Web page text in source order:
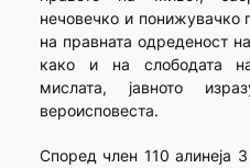
нечовечко и понижувачко
на правната одреденост
како и на слободата
мислата, јавното
вероисповеста.
Според член 110 алинеја